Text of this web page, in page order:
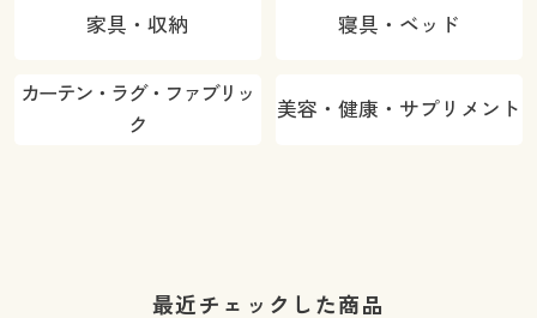
家具・収納 寝具・ベッド
カーテン・ラグ・ファブリッ
ク
美容・健康・サプリメント
最近チェックした商品